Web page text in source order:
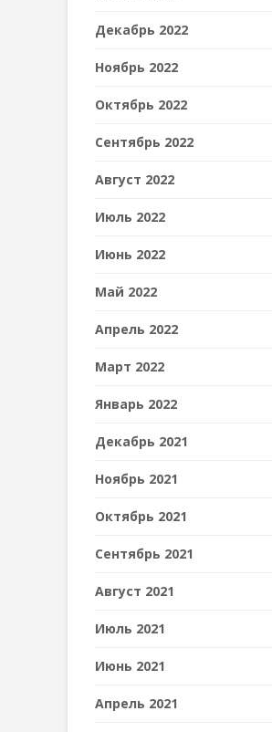
Декабрь 2022
Ноябрь 2022
Октябрь 2022
Сентябрь 2022
Август 2022
Июль 2022
Июнь 2022
Май 2022
Апрель 2022
Март 2022
Январь 2022
Декабрь 2021
Ноябрь 2021
Октябрь 2021
Сентябрь 2021
Август 2021
Июль 2021
Июнь 2021
Апрель 2021